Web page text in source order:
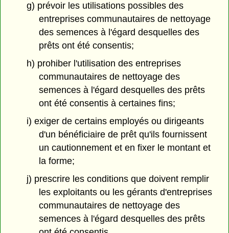
g) prévoir les utilisations possibles des
entreprises communautaires de nettoyage
des semences à l'égard desquelles des
prêts ont été consentis;
h) prohiber l'utilisation des entreprises
communautaires de nettoyage des
semences à l'égard desquelles des prêts
ont été consentis à certaines fins;
i) exiger de certains employés ou dirigeants
d'un bénéficiaire de prêt qu'ils fournissent
un cautionnement et en fixer le montant et
la forme;
j) prescrire les conditions que doivent remplir
les exploitants ou les gérants d'entreprises
communautaires de nettoyage des
semences à l'égard desquelles des prêts